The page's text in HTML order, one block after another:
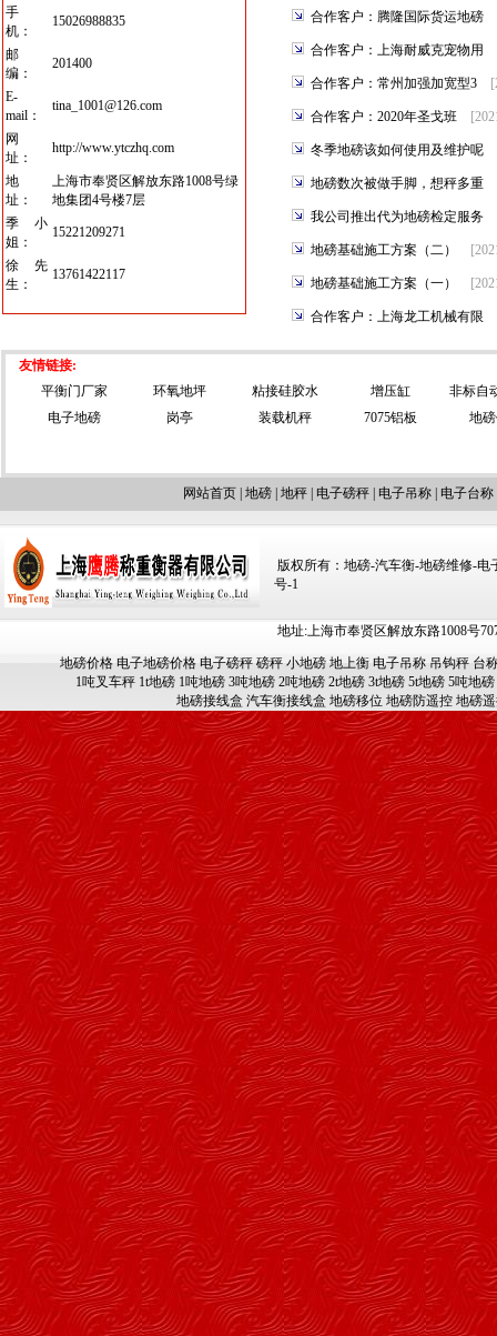
手
机：
15026988835
邮
编：
201400
E-
mail：
tina_1001@126.com
网
址：
http://www.ytczhq.com
地
址：
上海市奉贤区解放东路1008号绿
地集团4号楼7层
季小
姐：
15221209271
徐先
生：
13761422117
合作客户：腾隆国际货运地磅
合作客户：上海耐威克宠物用
合作客户：常州加强加宽型3
合作客户：2020年圣戈班
冬季地磅该如何使用及维护呢
地磅数次被做手脚，想秤多重
我公司推出代为地磅检定服务
地磅基础施工方案（二）
地磅基础施工方案（一）
合作客户：上海龙工机械有限
友情链接:
平衡门厂家
环氧地坪 粘接硅胶水 增压缸
非标自
电子地磅
岗亭 装载机秤 7075铝板 地
网站首页 地磅 地秤 电子磅秤 电子吊称 电子台称
版权所有：地磅-汽车衡-地磅维修-电
号-1
地址:上海市奉贤区解放东路1008号
地磅价格 电子地磅价格 电子磅秤 磅秤 小地磅 地上衡 电子吊称 吊钩秤 台
1吨叉车秤 1t地磅 1吨地磅 3吨地磅 2吨地磅 2t地磅 3t地磅 5t地磅 5吨地磅
地磅接线盒 汽车衡接线盒 地磅移位 地磅防遥控 地磅